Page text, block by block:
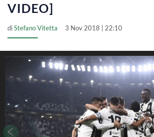
VIDEO]
diStefano Vitetta 3 Nov 2018 | 22:10